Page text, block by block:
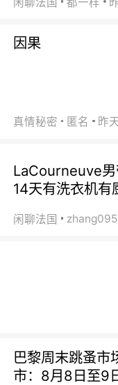
因果
真情秘密 匿名 昨
LaCourneuve
14天有洗衣机有
闲聊法国
巴黎周末跳蚤市
市：8月8日至9